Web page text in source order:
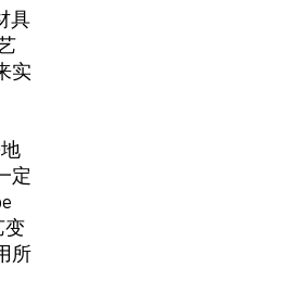
具
实
定
变
所